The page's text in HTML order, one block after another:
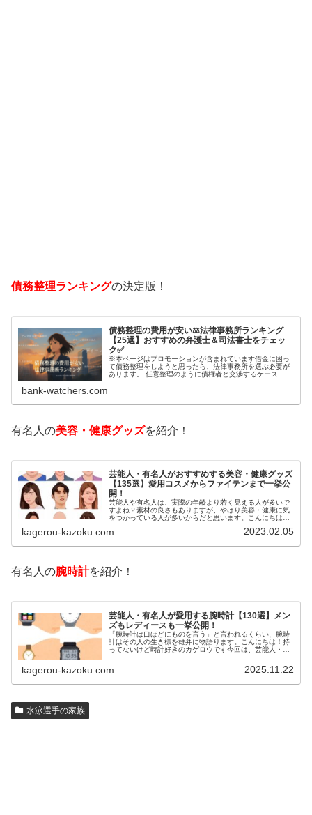
債務整理ランキングの決定版！
債務整理の費用が安い⚖️法律事務所ランキング
【25選】おすすめの弁護士＆司法書士をチェッ
ク✅
※本ページはプロモーションが含まれています借金に困っ
て債務整理をしようと思ったら、法律事務所を選ぶ必要が
あります。 任意整理のように債権者と交渉するケース 自
bank-watchers.com
有名人の美容・健康グッズを紹介！
芸能人・有名人がおすすめする美容・健康グッズ
【135選】愛用コスメからファイテンまで一挙公
開！
芸能人や有名人は、実際の年齢より若く見える人が多いで
すよね？素材の良さもありますが、やはり美容・健康に気
をつかっている人が多いからだと思います。こんにちは！
いるのでしょうか？今回は、芸能人…
kagerou-kazoku.com 2023.02.05
有名人の腕時計を紹介！
芸能人・有名人が愛用する腕時計【130選】メン
ズもレディースも一挙公開！
「腕時計は口ほどにものを言う」と言われるくらい、腕時
計はその人の生き様を雄弁に物語ります。こんにちは！持
ってないけど時計好きのカゲロウです今回は、芸能人・有
kagerou-kazoku.com 2025.11.22
水泳選手の家族